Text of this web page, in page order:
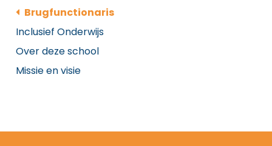
Brugfunctionaris
Inclusief Onderwijs
Over deze school
Missie en visie